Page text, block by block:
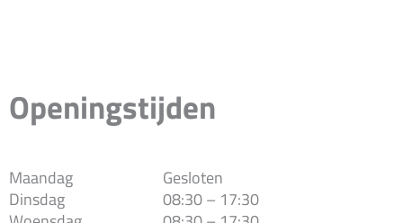
Openingstijden
Maandag
Dinsdag
Gesloten
08:30 – 17:30